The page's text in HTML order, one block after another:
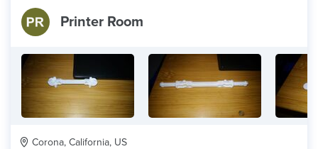
Printer Room
Corona, California, US